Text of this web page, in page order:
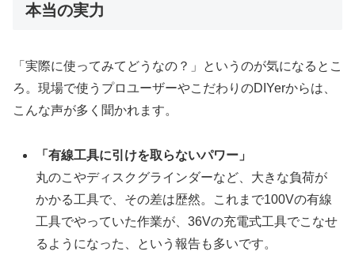
本当の実力
「実際に使ってみてどうなの？」というのが気になるとこ
ろ。現場で使うプロユーザーやこだわりのDIYerからは、
こんな声が多く聞かれます。
「有線工具に引けを取らないパワー」
丸のこやディスクグラインダーなど、大きな負荷が
かかる工具で、その差は歴然。これまで100Vの有線
工具でやっていた作業が、36Vの充電式工具でこなせ
るようになった、という報告も多いです。